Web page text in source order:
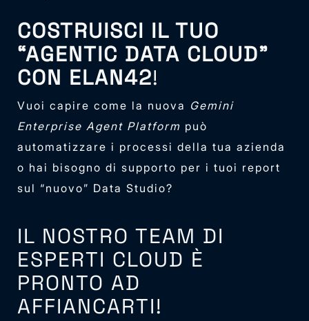
COSTRUISCI IL TUO
“AGENTIC DATA CLOUD”
CON ELAN42!
Vuoi capire come la nuova Gemini
Enterprise Agent Platform può
automatizzare i processi della tua azienda
o hai bisogno di supporto per i tuoi report
sul “nuovo” Data Studio?
IL NOSTRO TEAM DI
ESPERTI CLOUD È
PRONTO AD
AFFIANCARTI!